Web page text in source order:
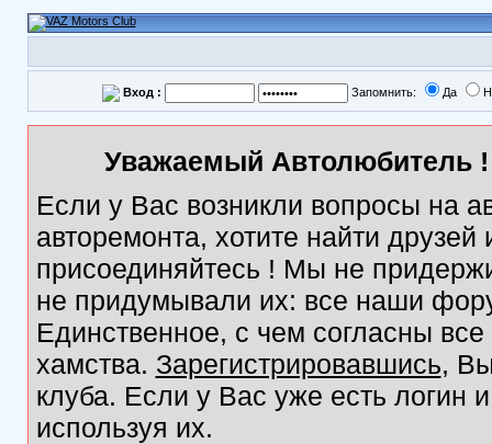
Вход : Запомнить: Да
Уважаемый Автолюбитель
Если у Вас возникли вопросы на
авторемонта, хотите найти
присоединяйтесь ! Мы не
не придумывали их: все наши
Единственное, с чем согласны
хамства. Зарегистрировавшись,
клуба. Если у Вас уже есть логин
используя их.